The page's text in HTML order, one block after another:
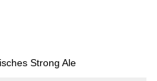
Strong Ale